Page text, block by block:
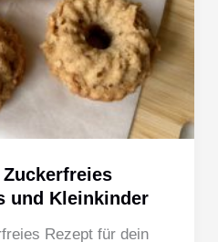
und Kleinkinder
Rezept für dein